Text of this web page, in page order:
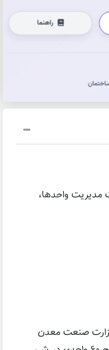
مدیریت واحدها،
وزارت صنعت معدن